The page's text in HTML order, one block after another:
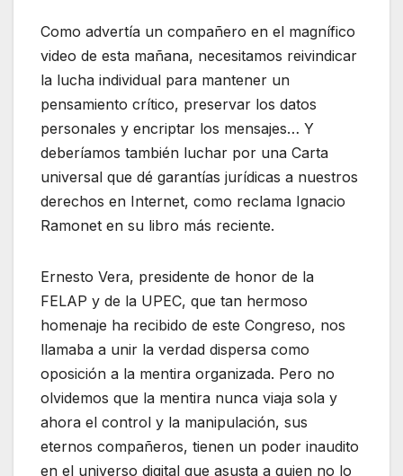
Como advertía un compañero en el magnífico
video de esta mañana, necesitamos reivindicar
la lucha individual para mantener un
pensamiento crítico, preservar los datos
personales y encriptar los mensajes… Y
deberíamos también luchar por una Carta
universal que dé garantías jurídicas a nuestros
derechos en Internet, como reclama Ignacio
Ramonet en su libro más reciente.
Ernesto Vera, presidente de honor de la
FELAP y de la UPEC, que tan hermoso
homenaje ha recibido de este Congreso, nos
llamaba a unir la verdad dispersa como
oposición a la mentira organizada. Pero no
olvidemos que la mentira nunca viaja sola y
ahora el control y la manipulación, sus
eternos compañeros, tienen un poder inaudito
en el universo digital que asusta a quien no lo